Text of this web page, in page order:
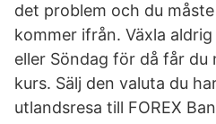
det problem och du
kommer ifrån. Växla
eller Söndag för då får du
kurs. Sälj den valuta du
utlandsresa till FOREX